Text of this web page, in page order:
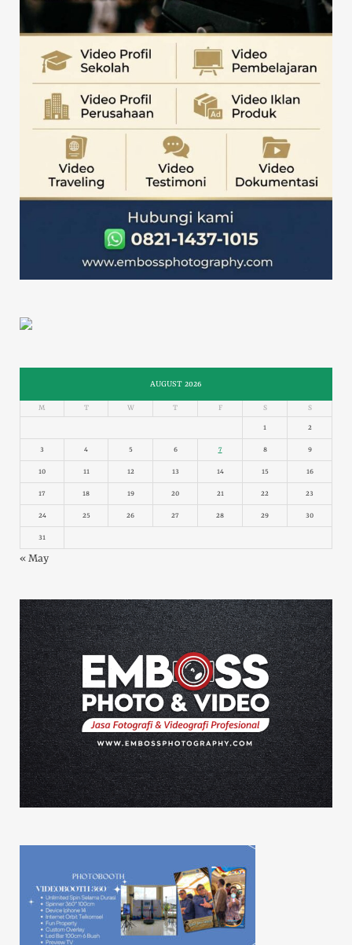
AUGUST 2026
M T W T F S S
1 2
3 4 5 6 7 8 9
10 11 12 13 14 15 16
17 18 19 20 21 22 23
24 25 26 27 28 29 30
31
« May